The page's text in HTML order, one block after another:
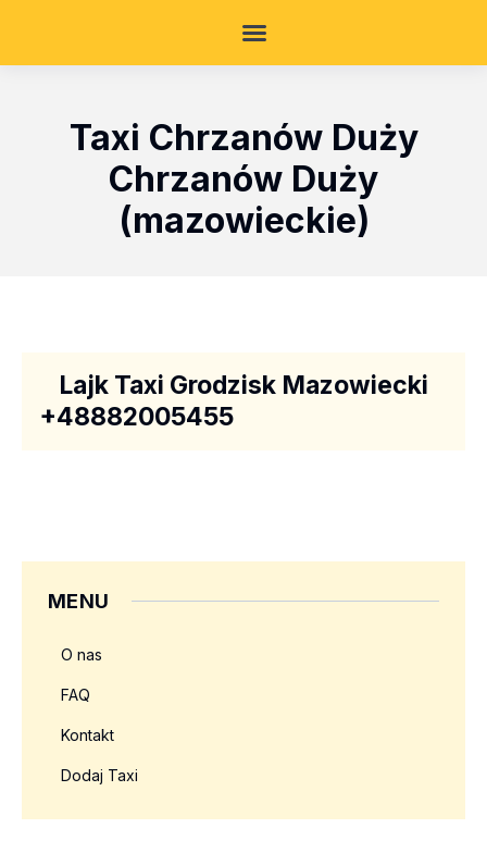
Taxi Chrzanów Duży
Chrzanów Duży
(mazowieckie)
Lajk Taxi Grodzisk Mazowiecki
+48882005455
MENU
O nas
FAQ
Kontakt
Dodaj Taxi